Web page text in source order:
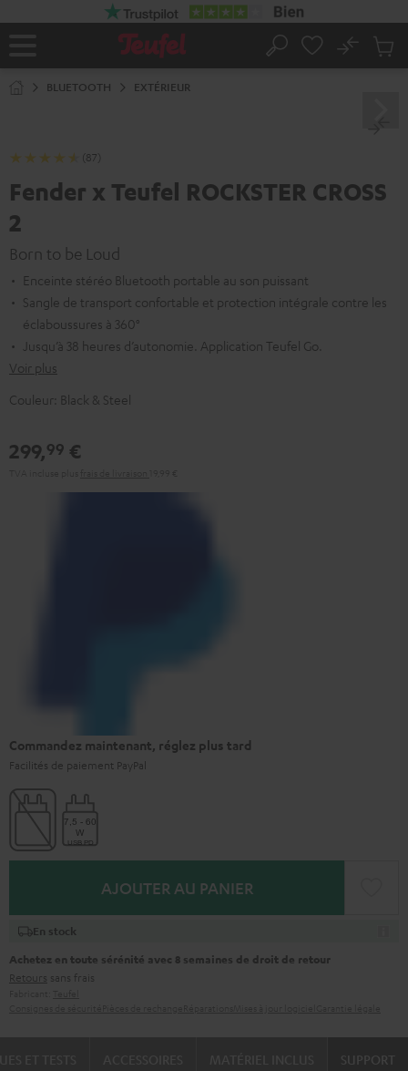
Page
Rechercher
No
BLUETOOTH EXTÉRIEUR
(87)
Fender x Teufel ROCKSTER CROSS
2
Born to be Loud
Enceinte stéréo Bluetooth portable au son puissant
Sangle de transport confortable et protection intégrale contre les
éclaboussures à 360°
Jusqu’à 38 heures d’autonomie. Application Teufel Go.
Voir plus
Couleur: Black & Steel
299,99 €
Commandez maintenant, réglez plus tard
Facilités de paiement PayPal
AJOUTER AU PANIER
En stock
Achetez en toute sérénité avec 8 semaines de droit de retour
Retours sans frais
SUPPORT